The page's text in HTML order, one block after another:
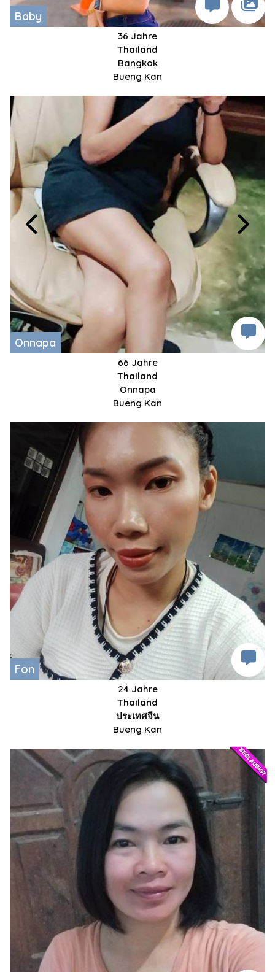
Baby
36 Jahre
Thailand
Bangkok
Bueng Kan
Onnapa
66 Jahre
Thailand
Onnapa
Bueng Kan
Fon
24 Jahre
Thailand
ประเทศจีน
Bueng Kan